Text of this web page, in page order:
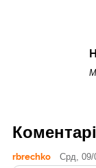
Коментарі
rbrechko Срд, 09/